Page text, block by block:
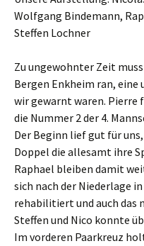
Wolfgang Bindemann,
Steffen Lochner
Zu ungewohnter Zeit
Bergen Enkheim ran, eine
wir gewarnt waren.
die Nummer 2 der 4.
Der Beginn lief gut für
Doppel die allesamt ihre
Raphael bleiben damit
sich nach der Niederlage
rehabilitiert und auch
Steffen und Nico konnte
Im vorderen Paarkreuz